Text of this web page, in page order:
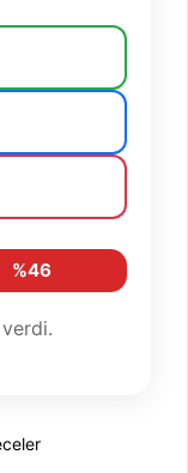
%46